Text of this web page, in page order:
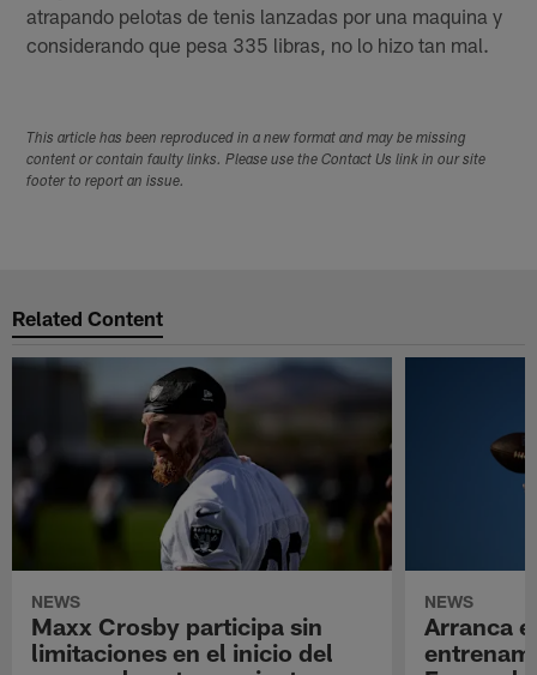
atrapando pelotas de tenis lanzadas por una maquina y
considerando que pesa 335 libras, no lo hizo tan mal.
This article has been reproduced in a new format and may be missing
content or contain faulty links. Please use the Contact Us link in our site
footer to report an issue.
Related Content
NEWS
Maxx Crosby participa sin
limitaciones en el inicio del
NEWS
Arranca